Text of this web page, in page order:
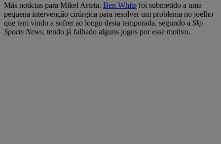
Más notícias para Mikel Arteta. Ben White foi submetido a uma
pequena intervenção cirúrgica para resolver um problema no joelho
que tem vindo a sofrer ao longo desta temporada, segundo a Sky
Sports News, tendo já falhado alguns jogos por esse motivo.